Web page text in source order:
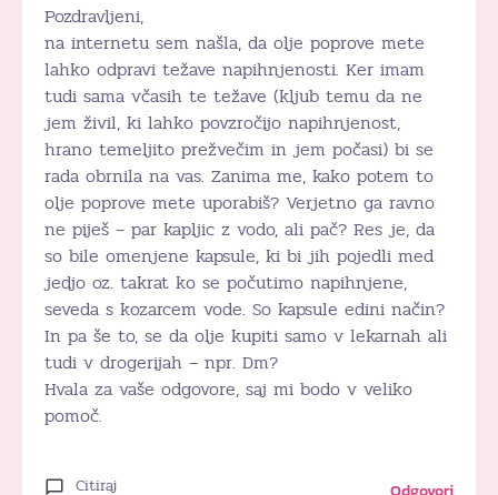
Pozdravljeni,
na internetu sem našla, da olje poprove mete
lahko odpravi težave napihnjenosti. Ker imam
tudi sama včasih te težave (kljub temu da ne
jem živil, ki lahko povzročijo napihnjenost,
hrano temeljito prežvečim in jem počasi) bi se
rada obrnila na vas. Zanima me, kako potem to
olje poprove mete uporabiš? Verjetno ga ravno
ne piješ – par kapljic z vodo, ali pač? Res je, da
so bile omenjene kapsule, ki bi jih pojedli med
jedjo oz. takrat ko se počutimo napihnjene,
seveda s kozarcem vode. So kapsule edini način?
In pa še to, se da olje kupiti samo v lekarnah ali
tudi v drogerijah – npr. Dm?
Hvala za vaše odgovore, saj mi bodo v veliko
pomoč.
Citiraj